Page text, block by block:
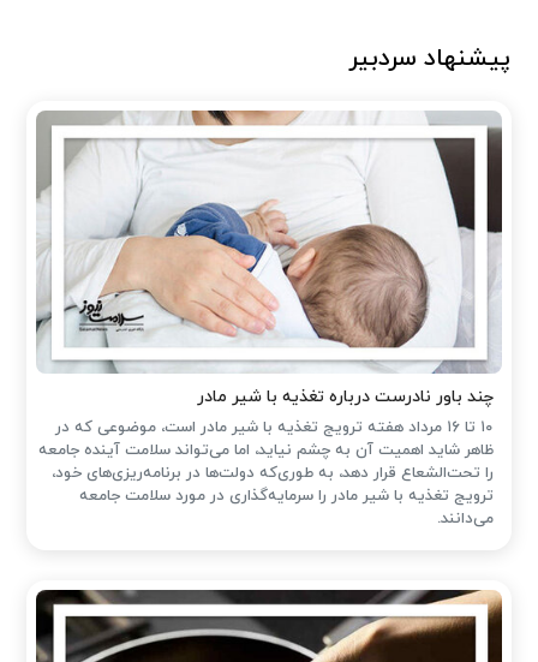
پیشنهاد سردبیر
چند باور نادرست درباره تغذیه با شیر مادر
۱۰ تا ۱۶ مرداد هفته ترویج تغذیه با شیر مادر است، موضوعی که در
ظاهر شاید اهمیت آن به چشم نیاید، اما می‌تواند سلامت آینده جامعه
را تحت‌الشعاع قرار دهد، به طوری‌که دولت‌ها در برنامه‌ریزی‌های خود،
ترویج تغذیه با شیر مادر را سرمایه‌گذاری در مورد سلامت جامعه
می‌دانند.